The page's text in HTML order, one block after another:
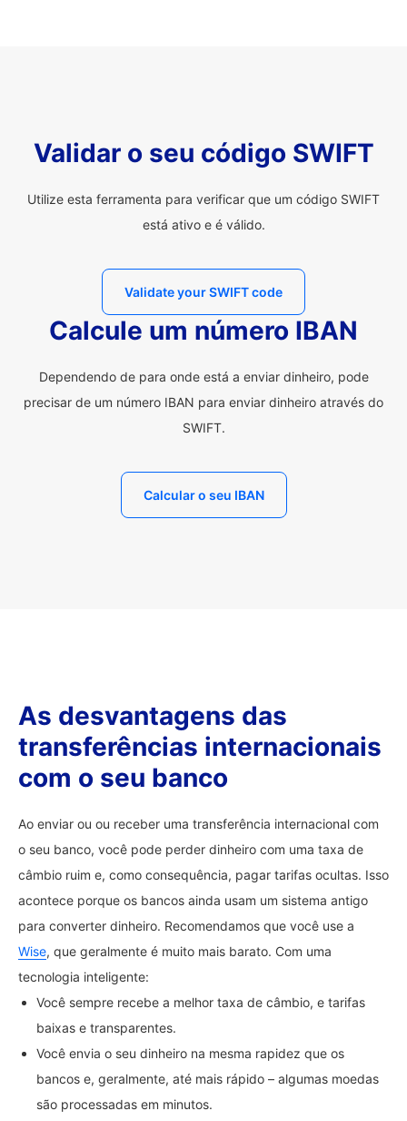
Validar o seu código SWIFT
Utilize esta ferramenta para verificar que um código SWIFT
está ativo e é válido.
Validate your SWIFT code
Calcule um número IBAN
Dependendo de para onde está a enviar dinheiro, pode
precisar de um número IBAN para enviar dinheiro através do
SWIFT.
Calcular o seu IBAN
As desvantagens das
transferências internacionais
com o seu banco
Ao enviar ou ou receber uma transferência internacional com
o seu banco, você pode perder dinheiro com uma taxa de
câmbio ruim e, como consequência, pagar tarifas ocultas. Isso
acontece porque os bancos ainda usam um sistema antigo
para converter dinheiro. Recomendamos que você use a
Wise, que geralmente é muito mais barato. Com uma
tecnologia inteligente:
Você sempre recebe a melhor taxa de câmbio, e tarifas
baixas e transparentes.
Você envia o seu dinheiro na mesma rapidez que os
bancos e, geralmente, até mais rápido – algumas moedas
são processadas em minutos.